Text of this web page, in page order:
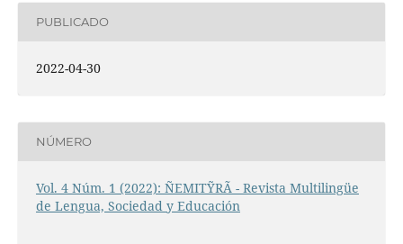
PUBLICADO
2022-04-30
NÚMERO
Vol. 4 Núm. 1 (2022): ÑEMITỸRÃ - Revista Multilingüe
de Lengua, Sociedad y Educación